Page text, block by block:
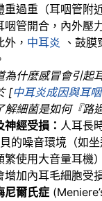
重過重（耳咽管附
咽管開合，內外壓
外， 中耳炎 、鼓
為什麼感冒會引起
[中耳炎成因與耳
解細菌是如何『路
神經受損： 人耳長
的噪音環境（如
繁使用大音量耳機
增加內耳毛細胞受
尼爾氏症